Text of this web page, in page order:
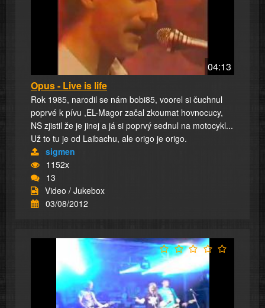
04:13
Opus - Live is life
Rok 1985, narodil se nám bobi85, voorel si čuchnul
poprvé k pívu ,EL-Magor začal zkoumat hovnocucy,
NS zjistil že je jinej a já si poprvý sednul na motocykl...
Už to tu je od Laibachu, ale origo je origo.
sigmen
1152x
13
Video / Jukebox
03/08/2012